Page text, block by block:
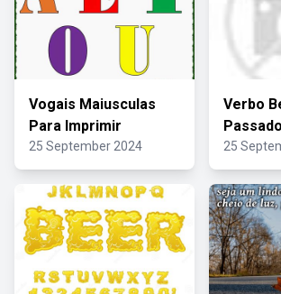
Vogais Maiusculas
Para Imprimir
25 September 2024
Verbo
25